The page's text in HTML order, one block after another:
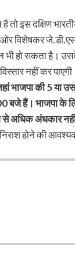
इस दक्षिण
ओर विशेषकर
भी हो सकता है।
नहीं कर
भाजपा की 5
बजे हैं। भाजपा
अंधकार नहीं
होने की